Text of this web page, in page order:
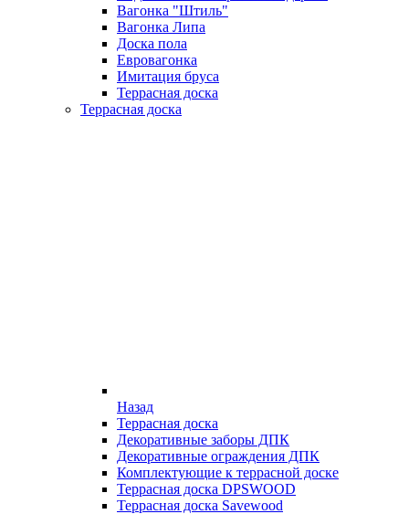
Вагонка "Штиль"
Вагонка Липа
Доска пола
Евровагонка
Имитация бруса
Террасная доска
Террасная доска
Назад
Террасная доска
Декоративные заборы ДПК
Декоративные ограждения ДПК
Комплектующие к террасной доске
Террасная доска DPSWOOD
Террасная доска Savewood